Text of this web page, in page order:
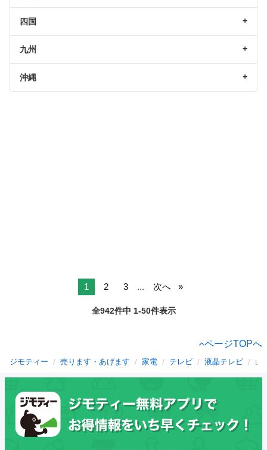
四国
九州
沖縄
1 2 3 ... 次へ
全942件中 1-50件表示
ページTOPへ
ジモティー 売ります・あげます 家電 テレビ 液晶テレビ 山